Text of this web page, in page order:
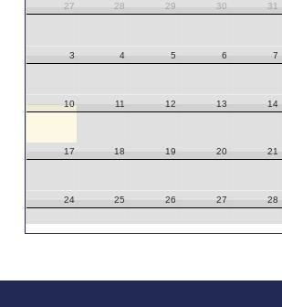
27 28 29 30 31
3 4 5 6 7
10 11 12 13 14
17 18 19 20 21
24 25 26 27 28